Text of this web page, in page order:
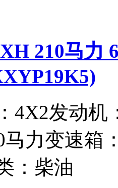
210马力
4X2发动机
马力变速箱
： 柴油